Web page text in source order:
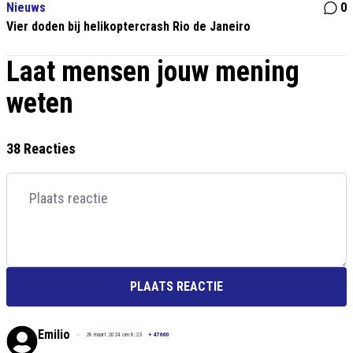
Nieuws
0
Vier doden bij helikoptercrash Rio de Janeiro
Laat mensen jouw mening
weten
38 Reacties
PLAATS REACTIE
Emilio 28 maart 2024 om 8:23 + 47660